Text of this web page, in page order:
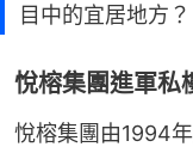
目中的宜居地方？
悅榕集團進軍
悅榕集團由1994